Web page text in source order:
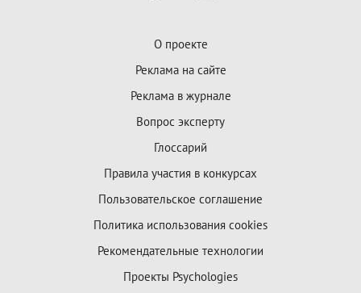
О проекте
Реклама на сайте
Реклама в журнале
Вопрос эксперту
Глоссарий
Правила участия в конкурсах
Пользовательское соглашение
Политика использования cookies
Рекомендательные технологии
Проекты Psychologies